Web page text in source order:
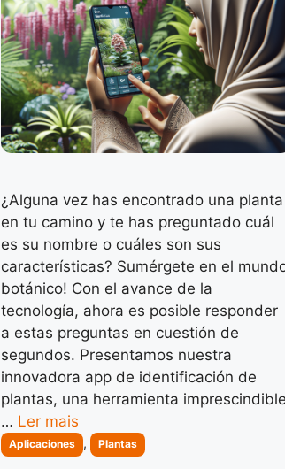
¿Alguna vez has encontrado una planta
en tu camino y te has preguntado cuál
es su nombre o cuáles son sus
características? Sumérgete en el
botánico! Con el avance de la
tecnología, ahora es posible responder
a estas preguntas en cuestión de
segundos. Presentamos nuestra
innovadora app de identificación de
plantas, una herramienta imprescindible
… Ler mais
Categorias
Aplicaciones , Plantas